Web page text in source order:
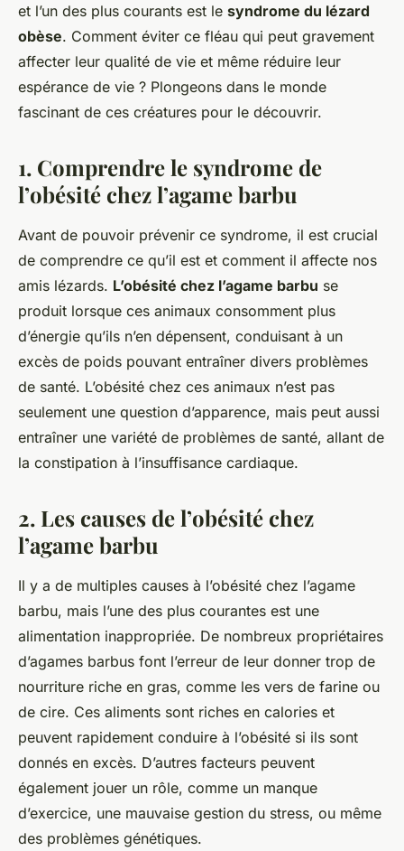
et l’un des plus courants est le syndrome du lézard
obèse. Comment éviter ce fléau qui peut gravement
affecter leur qualité de vie et même réduire leur
espérance de vie ? Plongeons dans le monde
fascinant de ces créatures pour le découvrir.
1. Comprendre le syndrome de
l’obésité chez l’agame barbu
Avant de pouvoir prévenir ce syndrome, il est crucial
de comprendre ce qu’il est et comment il affecte nos
amis lézards. L’obésité chez l’agame barbu se
produit lorsque ces animaux consomment plus
d’énergie qu’ils n’en dépensent, conduisant à un
excès de poids pouvant entraîner divers problèmes
de santé. L’obésité chez ces animaux n’est pas
seulement une question d’apparence, mais peut aussi
entraîner une variété de problèmes de santé, allant de
la constipation à l’insuffisance cardiaque.
2. Les causes de l’obésité chez
l’agame barbu
Il y a de multiples causes à l’obésité chez l’agame
barbu, mais l’une des plus courantes est une
alimentation inappropriée. De nombreux propriétaires
d’agames barbus font l’erreur de leur donner trop de
nourriture riche en gras, comme les vers de farine ou
de cire. Ces aliments sont riches en calories et
peuvent rapidement conduire à l’obésité si ils sont
donnés en excès. D’autres facteurs peuvent
également jouer un rôle, comme un manque
d’exercice, une mauvaise gestion du stress, ou même
des problèmes génétiques.